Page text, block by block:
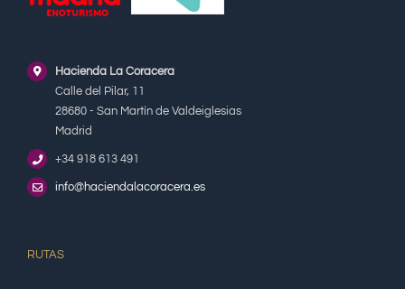
Hacienda La Coracera
Calle del Pilar, 11
28680 - San Martín de Valdeiglesias
Madrid
+34 918 613 491
info@haciendalacoracera.es
RUTAS